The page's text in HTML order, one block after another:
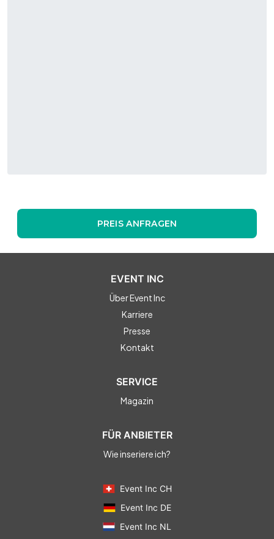
PREIS ANFRAGEN
EVENT INC
Über Event Inc
Karriere
Presse
Kontakt
SERVICE
Magazin
FÜR ANBIETER
Wie inseriere ich?
Event Inc CH
Event Inc DE
Event Inc NL